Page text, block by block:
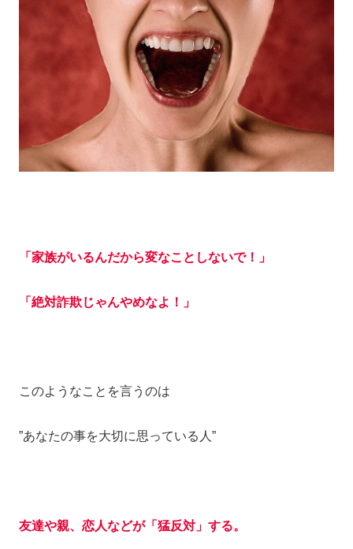
「家族がいるんだから変なことしないで！」
「絶対詐欺じゃんやめなよ！」
このようなことを言うのは
”あなたの事を大切に思っている人”
友達や親、恋人などが「猛反対」する。